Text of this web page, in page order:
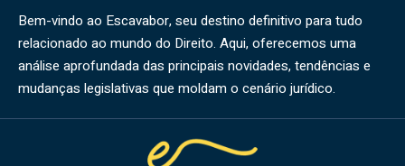
Bem-vindo ao Escavabor, seu destino definitivo para tudo
relacionado ao mundo do Direito. Aqui, oferecemos uma
análise aprofundada das principais novidades, tendências e
mudanças legislativas que moldam o cenário jurídico.